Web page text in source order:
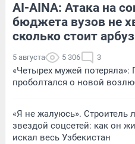
AI-AINA: Атака на
бюджета вузов не
сколько стоит арбуз
5 августа 5 306 3
«Четырех мужей
проболтался о новой
«Я не жалуюсь». Строитель
звездой соцсетей: как он
искал весь Узбекистан